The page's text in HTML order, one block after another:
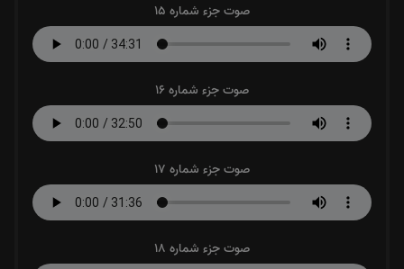
صوت جزء شماره 15
صوت جزء شماره 16
صوت جزء شماره 17
صوت جزء شماره 18